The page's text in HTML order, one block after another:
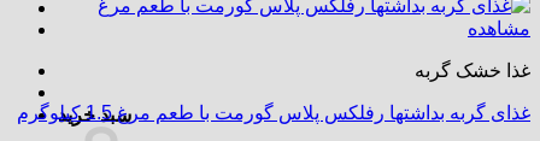
سبد خرید
مشاهده
غذا خشک گربه
غذای گربه بداشتها رفلکس پلاس گورمت با طعم مرغ 1.5 کیلوگرم